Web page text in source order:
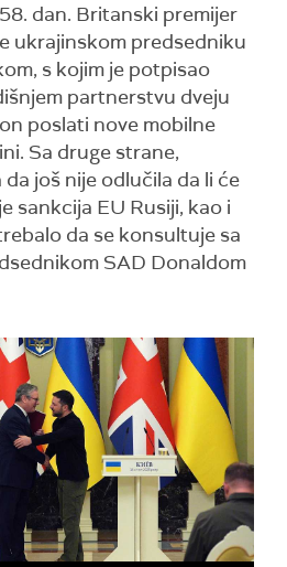
dan. Britanski premijer
ukrajinskom predsedniku
s kojim je potpisao
partnerstvu dveju
poslati nove mobilne
Sa druge strane,
još nije odlučila da li će
sankcija EU Rusiji, kao i
da se konsultuje sa
SAD Donaldom